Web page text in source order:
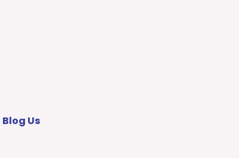
Blog Us